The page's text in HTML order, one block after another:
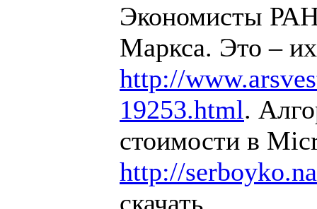
Экономисты
Маркса. Это –
http://
19253.html.
стоимости в
http://
скачать.